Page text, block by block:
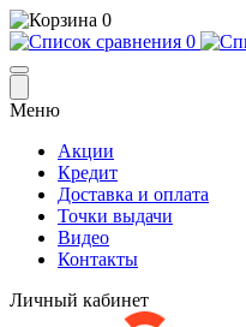
0
0
Меню
Акции
Кредит
Доставка и оплата
Точки выдачи
Видео
Контакты
Личный кабинет